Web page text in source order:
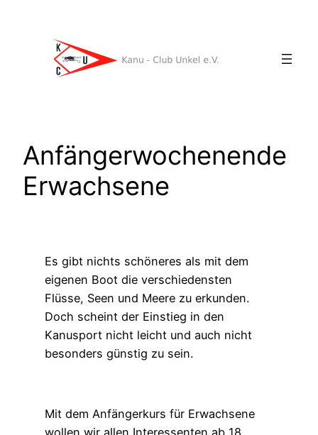
Anfängerwochenende
Erwachsene
Es gibt nichts schöneres als mit dem
eigenen Boot die verschiedensten
Flüsse, Seen und Meere zu erkunden.
Doch scheint der Einstieg in den
Kanusport nicht leicht und auch nicht
besonders günstig zu sein.
Mit dem Anfängerkurs für Erwachsene
wollen wir allen Interessenten ab 18